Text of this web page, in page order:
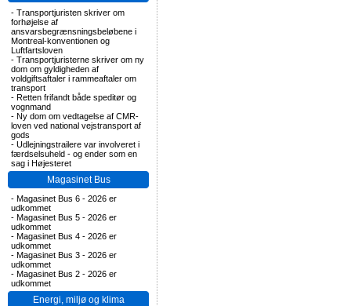
- Transportjuristen skriver om
forhøjelse af
ansvarsbegrænsningsbeløbene i
Montreal-konventionen og
Luftfartsloven
- Transportjuristerne skriver om ny
dom om gyldigheden af
voldgiftsaftaler i rammeaftaler om
transport
- Retten frifandt både speditør og
vognmand
- Ny dom om vedtagelse af CMR-
loven ved national vejstransport af
gods
- Udlejningstrailere var involveret i
færdselsuheld - og ender som en
sag i Højesteret
Magasinet Bus
- Magasinet Bus 6 - 2026 er
udkommet
- Magasinet Bus 5 - 2026 er
udkommet
- Magasinet Bus 4 - 2026 er
udkommet
- Magasinet Bus 3 - 2026 er
udkommet
- Magasinet Bus 2 - 2026 er
udkommet
Energi, miljø og klima